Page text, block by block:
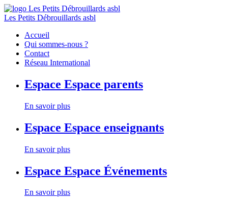
Les Petits Débrouillards asbl
Accueil
Qui sommes-nous ?
Contact
Réseau International
Espace Espace parents
En savoir plus
Espace Espace enseignants
En savoir plus
Espace Espace Événements
En savoir plus